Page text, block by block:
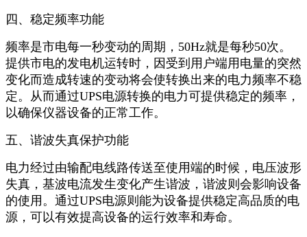
四、稳定频率功能
频率是市电每一秒变动的周期，50Hz就是每秒50次。
提供市电的发电机运转时，因受到用户端用电量的突然
变化而造成转速的变动将会使转换出来的电力频率不稳
定。从而通过UPS电源转换的电力可提供稳定的频率，
以确保仪器设备的正常工作。
五、谐波失真保护功能
电力经过由输配电线路传送至使用端的时候，电压波形
失真，基波电流发生变化产生谐波，谐波则会影响设备
的使用。通过UPS电源则能为设备提供稳定高品质的电
源，可以有效提高设备的运行效率和寿命。